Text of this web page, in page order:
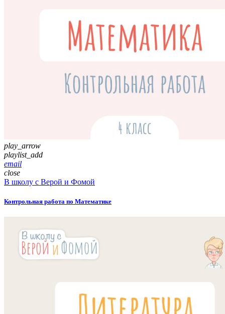
play_arrow
playlist_add
email
close
В школу с Верой и Фомой
Контрольная работа по Математике